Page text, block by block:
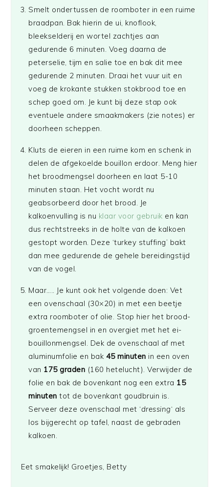
Smelt ondertussen de roomboter in een ruime
braadpan. Bak hierin de ui, knoflook,
bleekselderij en wortel zachtjes aan
gedurende 6 minuten. Voeg daarna de
peterselie, tijm en salie toe en bak dit mee
gedurende 2 minuten. Draai het vuur uit en
voeg de krokante stukken stokbrood toe en
schep goed om. Je kunt bij deze stap ook
eventuele andere smaakmakers (zie notes) er
doorheen scheppen.
Kluts de eieren in een ruime kom en schenk in
delen de afgekoelde bouillon erdoor. Meng hier
het broodmengsel doorheen en laat 5-10
minuten staan. Het vocht wordt nu
geabsorbeerd door het brood. Je
kalkoenvulling is nu klaar voor gebruik en kan
dus rechtstreeks in de holte van de kalkoen
gestopt worden. Deze ‘turkey stuffing’ bakt
dan mee gedurende de gehele bereidingstijd
van de vogel.
Maar….. Je kunt ook het volgende doen: Vet
een ovenschaal (30×20) in met een beetje
extra roomboter of olie. Stop hier het brood-
groentemengsel in en overgiet met het ei-
bouillonmengsel. Dek de ovenschaal af met
aluminumfolie en bak 45 minuten in een oven
van 175 graden (160 hetelucht). Verwijder de
folie en bak de bovenkant nog een extra 15
minuten tot de bovenkant goudbruin is.
Serveer deze ovenschaal met ‘dressing‘ als
los bijgerecht op tafel, naast de gebraden
kalkoen.
Eet smakelijk! Groetjes, Betty